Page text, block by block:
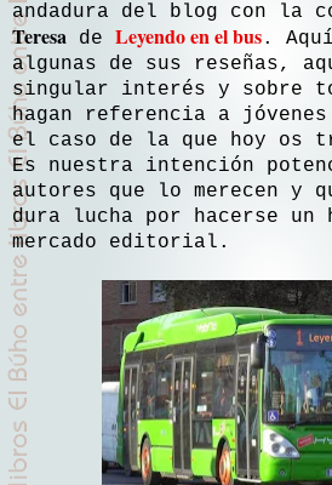
andadura del blog con la
Teresa de Leyendo en el bus.
algunas de sus reseñas,
singular interés y sobre
hagan referencia a jóvenes
el caso de la que hoy os
Es nuestra intención
autores que lo merecen y
dura lucha por hacerse un
mercado editorial.